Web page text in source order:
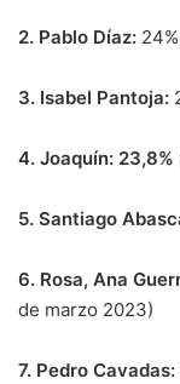
2. Pablo Díaz:
3. Isabel Pantoja:
4. Joaquín: 23,8%
5. Santiago
6. Rosa, Ana
de marzo 2023)
7. Pedro Cavadas: